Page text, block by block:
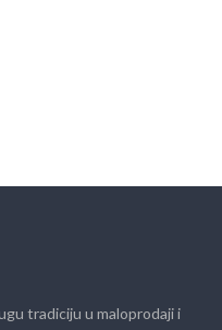
tradiciju u maloprodaji i